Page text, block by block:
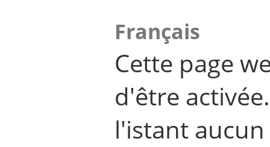
Français
Cette page
d'être
l'istant